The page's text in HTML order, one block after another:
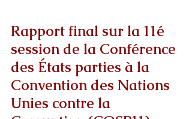
Rapport final sur la 11é
session de la Conférence
des États parties à la
Convention des Nations
Unies contre la